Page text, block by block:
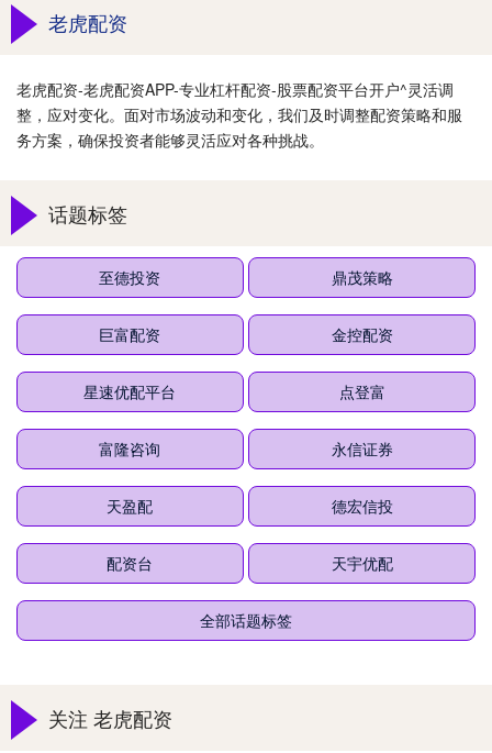
老虎配资
老虎配资-老虎配资APP-专业杠杆配资-股票配资平台开户^灵活调
整，应对变化。面对市场波动和变化，我们及时调整配资策略和服
务方案，确保投资者能够灵活应对各种挑战。
话题标签
至德投资 鼎茂策略
巨富配资 金控配资
星速优配平台 点登富
富隆咨询 永信证券
天盈配 德宏信投
配资台 天宇优配
全部话题标签
关注 老虎配资